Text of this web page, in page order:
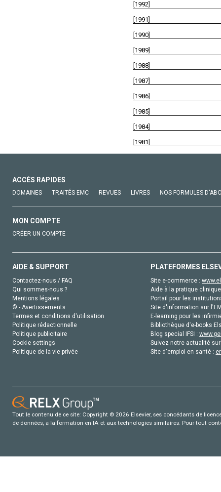
[1992]
[1991]
[1990]
[1989]
[1988]
[1987]
[1986]
[1985]
[1984]
[1981]
ACCÈS RAPIDES
DOMAINES TRAITÉS EMC REVUES LIVRES NOS FORMULES
MON COMPTE
CRÉER UN COMPTE
AIDE & SUPPORT
Contactez-nous / FAQ
Qui sommes-nous ?
Mentions légales
© - Avertissements
Termes et conditions d'utilisation
Politique rédactionnelle
Politique publicitaire
Cookie settings
Politique de la vie privée
PLATEFORMES
Site e-commerce :
Aide à la pratique
Portail pour les
Site d'information sur
E-learning pour les
Bibliothèque d'e-books
Blog special IFSI :
Suivez notre actualité
Site d'emploi en santé :
Tout le contenu de ce site: Copyright © 2026 Elsevier, ses concédants de
de données, a la formation en IA et aux technologies similaires. Pour tout